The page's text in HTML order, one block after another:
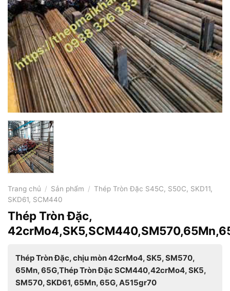
Trang chủ / Sản phẩm / Thép Tròn Đặc S45C, S50C, SKD11,
SKD61, SCM440
Thép Tròn Đặc,
Thép Tròn Đặc, chịu mòn 42crMo4, SK5, SM570,
65Mn, 65G,Thép Tròn Đặc SCM440,42crMo4, SK5,
SM570, SKD61, 65Mn, 65G, A515gr70